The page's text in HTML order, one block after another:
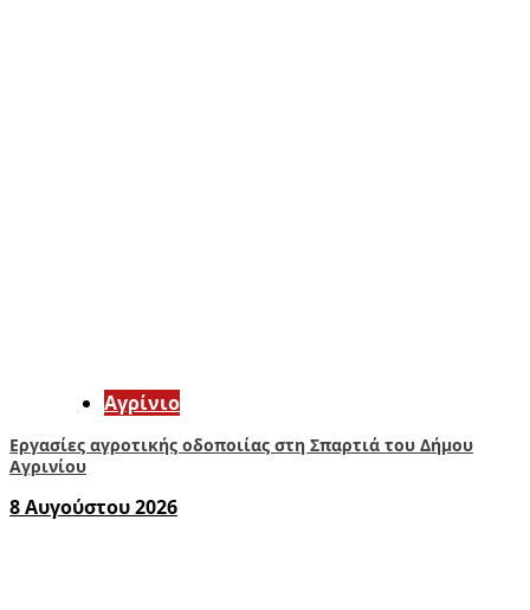
Aγρίνιο
Εργασίες αγροτικής οδοποιίας στη Σπαρτιά του Δήμου
Αγρινίου
8 Αυγούστου 2026